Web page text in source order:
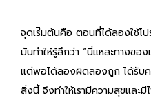
จุดเร่ิมต้นคือ ตอนที่ได้ลองใช้โ
มันทำให้รู้สึกว่า “นี่แหละทางขอ
แต่พอได้ลองผิดลองถูก ได้รับ
สิ่งนี้ จึงทำให้เรามีความสุขและ